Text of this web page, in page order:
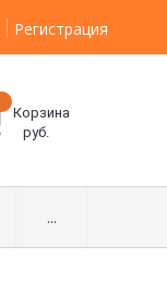
Регистрация
Корзина
руб.
...